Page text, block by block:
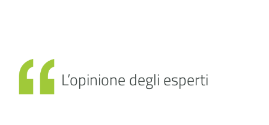
L’opinione degli esperti